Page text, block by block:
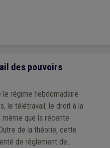
des pouvoirs
régime hebdomadaire
le télétravail, le droit à la
même que la récente
de règlement de